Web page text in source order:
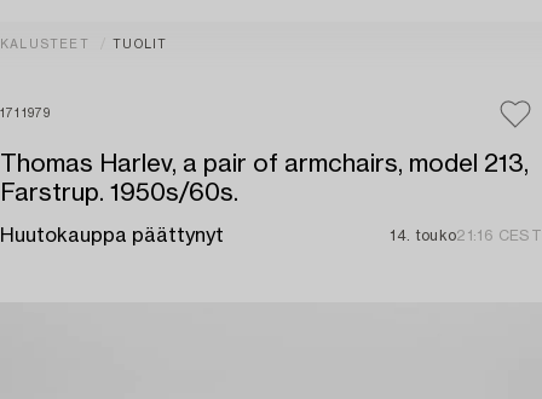
KALUSTEET TUOLIT
1711979
Thomas Harlev, a pair of armchairs, model 213,
Farstrup. 1950s/60s.
Huutokauppa päättynyt 14. touko21:16 CEST